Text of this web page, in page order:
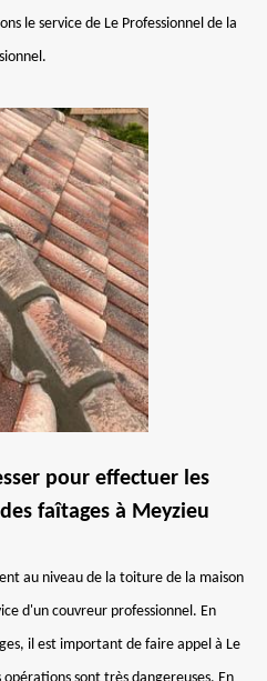
le service de Le Professionnel de la
pour effectuer les
faîtages à Meyzieu
au niveau de la toiture de la maison
d'un couvreur professionnel. En
il est important de faire appel à Le